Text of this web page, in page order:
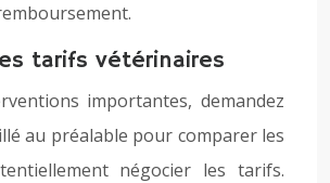
tarifs vétérinaires
importantes, demandez
au préalable pour comparer les
négocier les tarifs.